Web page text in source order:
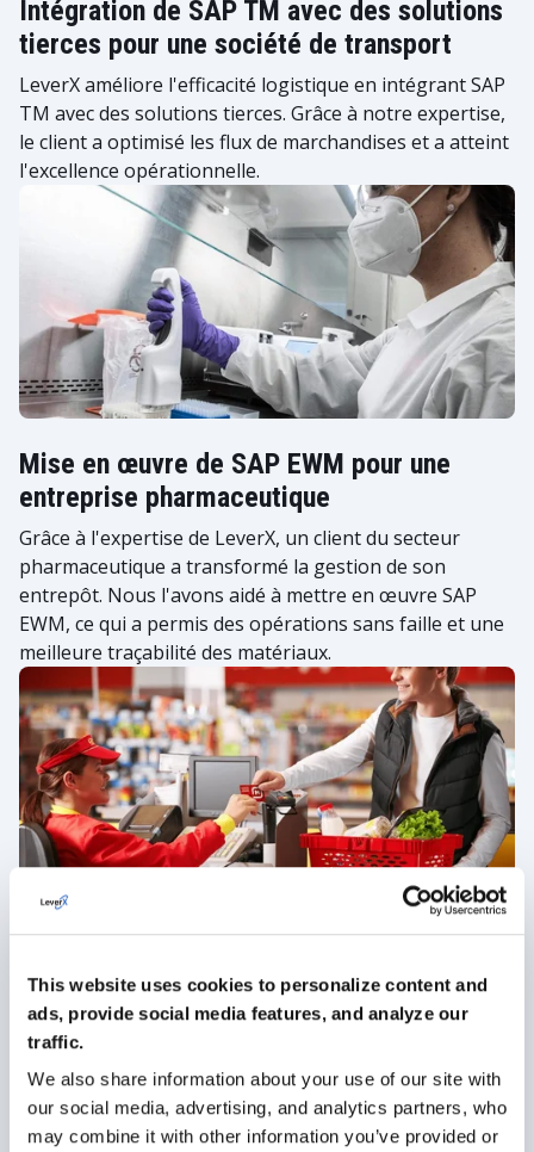
This website uses cookies to personalize content and
ads, provide social media features, and analyze our
traffic.
We also share information about your use of our site with
our social media, advertising, and analytics partners, who
may combine it with other information you’ve provided or
Intégration de SAP TM avec des solutions
tierces pour une société de transport
LeverX améliore l'efficacité logistique en intégrant SAP
TM avec des solutions tierces. Grâce à notre expertise,
le client a optimisé les flux de marchandises et a atteint
l'excellence opérationnelle.
Mise en œuvre de SAP EWM pour une
entreprise pharmaceutique
Grâce à l'expertise de LeverX, un client du secteur
pharmaceutique a transformé la gestion de son
entrepôt. Nous l'avons aidé à mettre en œuvre SAP
EWM, ce qui a permis des opérations sans faille et une
meilleure traçabilité des matériaux.
LeverX a permis à un acteur majeur de la
distribution d'adopter SAP TM,
d'automatiser les processus de transport
et d'améliorer les mesures de
performance clés pour une meilleure
réussite opérationnelle.